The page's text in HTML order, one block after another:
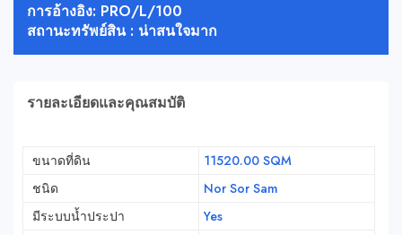
การอ้างอิง: PRO/L/100
สถานะทรัพย์สิน : น่าสนใจมาก
รายละเอียดและคุณสมบัติ
ขนาดที่ดิน
11520.00 SQM
ชนิด
Nor Sor Sam
มีระบบน้ำประปา
Yes